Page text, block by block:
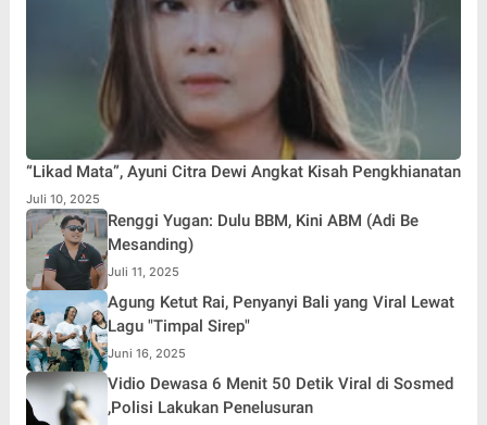
“Likad Mata”, Ayuni Citra Dewi Angkat Kisah Pengkhianatan
Juli 10, 2025
Renggi Yugan: Dulu BBM, Kini ABM (Adi Be
Mesanding)
Juli 11, 2025
Agung Ketut Rai, Penyanyi Bali yang Viral Lewat
Lagu "Timpal Sirep"
Juni 16, 2025
Vidio Dewasa 6 Menit 50 Detik Viral di Sosmed
,Polisi Lakukan Penelusuran